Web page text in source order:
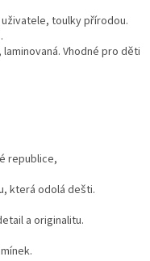
toulky přírodou.
Vhodné pro děti
republice,
která odolá dešti.
a originalitu.